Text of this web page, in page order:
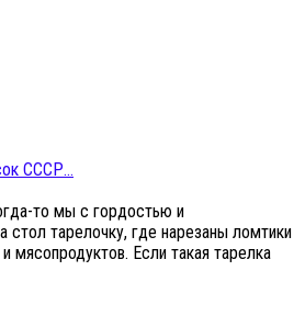
СССР…
то мы с гордостью и
стол тарелочку, где нарезаны ломтики
мясопродуктов. Если такая тарелка